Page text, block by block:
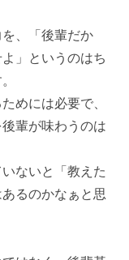
、「後輩だか
」というのはち
めには必要で、
輩が味わうのは
ないと「教えた
るのかなぁと思